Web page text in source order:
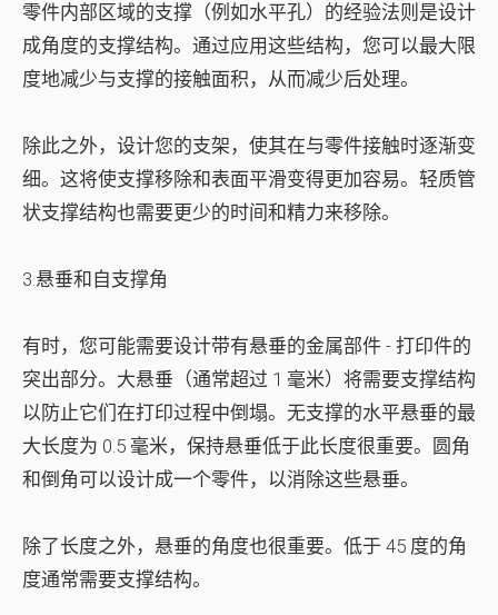
零件内部区域的支撑（例如水平孔）的经验法则是设计
成角度的支撑结构。通过应用这些结构，您可以最大限
度地减少与支撑的接触面积，从而减少后处理。
除此之外，设计您的支架，使其在与零件接触时逐渐变
细。这将使支撑移除和表面平滑变得更加容易。轻质管
状支撑结构也需要更少的时间和精力来移除。
3.悬垂和自支撑角
有时，您可能需要设计带有悬垂的金属部件 - 打印件的
突出部分。大悬垂（通常超过 1 毫米）将需要支撑结构
以防止它们在打印过程中倒塌。无支撑的水平悬垂的最
大长度为 0.5 毫米，保持悬垂低于此长度很重要。圆角
和倒角可以设计成一个零件，以消除这些悬垂。
除了长度之外，悬垂的角度也很重要。低于 45 度的角
度通常需要支撑结构。